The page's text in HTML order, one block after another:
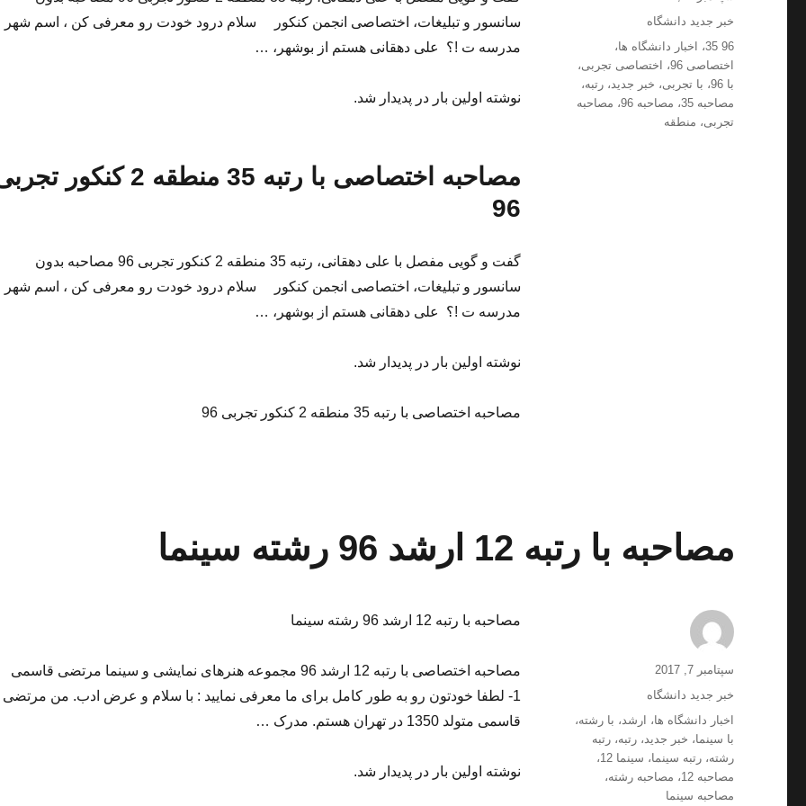
سانسور و تبلیغات، اختصاصی انجمن کنکور سلام درود خودت رو معرفی کن ، اسم شهر
مدرسه ت !؟ علی دهقانی هستم از بوشهر، …
نوشته اولین بار در پدیدار شد.
مصاحبه اختصاصی با رتبه 35 منطقه 2 کنکور
96
گفت و گویی مفصل با علی دهقانی، رتبه 35 منطقه 2 کنکور تجربی 96 مصاحبه بدون
سانسور و تبلیغات، اختصاصی انجمن کنکور سلام درود خودت رو معرفی کن ، اسم شهر
مدرسه ت !؟ علی دهقانی هستم از بوشهر، …
نوشته اولین بار در پدیدار شد.
مصاحبه اختصاصی با رتبه 35 منطقه 2 کنکور تجربی 96
دسته‌ها
خبر جدید دانشگاه
برچسب‌ها
96 35 ، اخبار دانشگاه ها،
اختصاصی 96
، اختصاصی تجربی،
با 96
، با تجربی، خبر جدید،رتبه،
مصاحبه 35
، مصاحبه 96 ، مصاحبه
تجربی، منطقه
مصاحبه با رتبه 12 ارشد 96 رشته سینما
مصاحبه با رتبه 12 ارشد 96 رشته سینما
مصاحبه اختصاصی با رتبه 12 ارشد 96 مجموعه هنرهای نمایشی و سینما مرتضی
1- لطفا خودتون رو به طور کامل برای ما معرفی نمایید : با سلام و عرض ادب. من مرتضی
قاسمی متولد 1350 در تهران هستم. مدرک …
نوشته اولین بار در پدیدار شد.
نویسنده
ارسال
سپتامبر 7, 2017
دسته‌ها
خبر جدید دانشگاه
برچسب‌ها
اخبار دانشگاه ها، ارشد، با رشته،
با سینما، خبر جدید،رتبه،رتبه
رشته،رتبه سینما، سینما 12
،
مصاحبه 12
، مصاحبه رشته،
مصاحبه سینما